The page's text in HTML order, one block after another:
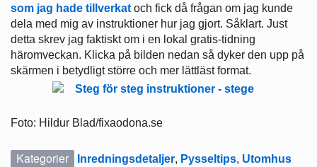
som jag hade tillverkat och fick då frågan om jag kunde
dela med mig av instruktioner hur jag gjort. Såklart. Just
detta skrev jag faktiskt om i en lokal gratis-tidning
häromveckan. Klicka på bilden nedan så dyker den upp på
skärmen i betydligt större och mer lättläst format.
Foto: Hildur Blad/fixaodona.se
Kategorier Inredningsdetaljer, Pysseltips, Utomhus